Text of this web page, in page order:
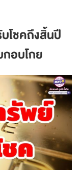
โชคถึงสิ้นปี
กอบโกย